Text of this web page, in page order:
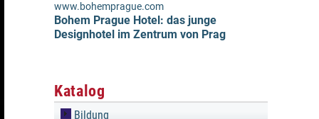
www.bohemprague.com
Bohem Prague Hotel: das junge
Designhotel im Zentrum von Prag
Katalog
Bildung